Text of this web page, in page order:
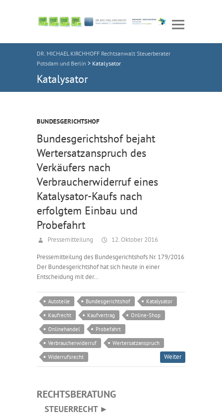
DR. MICHAEL KIRCHHOFF Rechtsanwalt Steuerberater
Potsdam und Berlin > Katalysator
Katalysator
BUNDESGERICHTSHOF
Bundesgerichtshof bejaht
Wertersatzanspruch des
Verkäufers nach
Verbraucherwiderruf eines
Katalysator-Kaufs nach
erfolgtem Einbau und
Probefahrt
Pressemitteilung 12. Oktober 2016
Pressemitteilung des Bundesgerichtshofs Nr. 179/2016
Der Bundesgerichtshof hat sich heute in einer
Entscheidung mit der…
Autoteile Bundesgerichtshof
Katalysator
Kaufrecht
Kaufvertrag
Online-Shop
Onlinehandel
Probefahrt
Verbraucherwiderruf
Wertersatzanspruch
Widerrufsrecht
Weiter
RECHTSBERATUNG
STEUERRECHT ►